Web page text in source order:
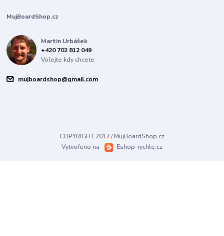
MujBoardShop.cz
Martin Urbášek
+420 702 812 049
Volejte kdy chcete
mujboardshop@gmail.com
COPYRIGHT 2017 / MujBoardShop.cz
Vytvořeno na
Eshop-rychle.cz